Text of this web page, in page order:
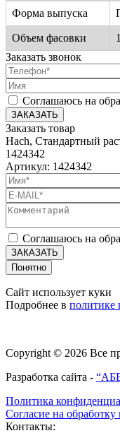
Форма выпуска
Объем фасовки
Заказать звонок
Соглашаюсь на
ЗАКАЗАТЬ
Заказать товар
Hach, Стандартный
1424342
Артикул: 1424342
Соглашаюсь на
ЗАКАЗАТЬ
Понятно
Сайт использует куки
Подробнее в политике
Copyright © 2026 Все
Разработка сайта -
Политика
Согласие на
Контакты: